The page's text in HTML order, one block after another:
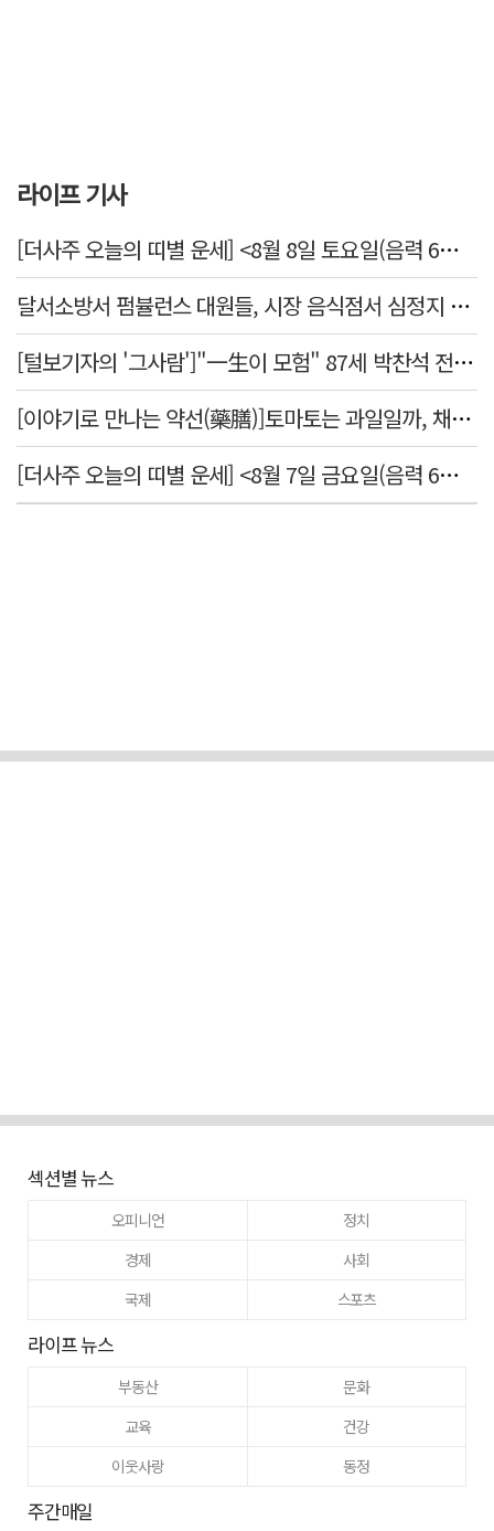
라이프 기사
[더사주 오늘의 띠별 운세] <8월 8일 토요일(음력 6월26일)>
달서소방서 펌뷸런스 대원들, 시장 음식점서 심정지 환자 생명 살려
[털보기자의 '그사람']"一生이 모험" 87세 박찬석 전 경북대 총장
[이야기로 만나는 약선(藥膳)]토마토는 과일일까, 채소일까
[더사주 오늘의 띠별 운세] <8월 7일 금요일(음력 6월25일)>
섹션별 뉴스
오피니언
정치
경제
사회
국제
스포츠
라이프 뉴스
부동산
문화
교육
건강
이웃사랑
동정
주간매일